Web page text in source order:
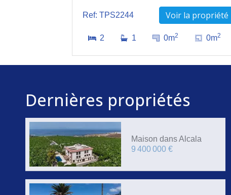
Ref: TPS2244 Voir la propriété
2 1 0m2 0m2
Dernières propriétés
Maison dans Alcala
9 400 000 €